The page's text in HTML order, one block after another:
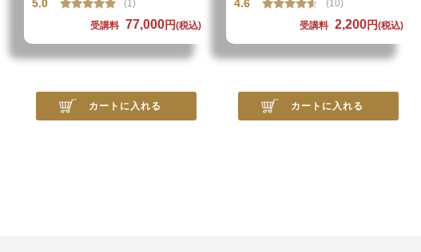
5.0
(1)
受講料
77,000円(税込)
カートに入れる
4.6
(10)
受講料
2,200円(税込)
カートに入れる